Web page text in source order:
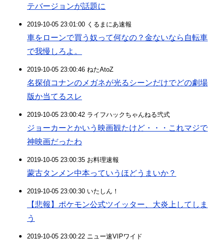
テバージョンが話題に
2019-10-05 23:01:00 くるまにあ速報
車をローンで買う奴って何なの？金ないなら自転車
で我慢しろよ。
2019-10-05 23:00:46 ねたAtoZ
名探偵コナンのメガネが光るシーンだけでどの劇場
版か当てるスレ
2019-10-05 23:00:42 ライフハックちゃんねる弐式
ジョーカーとかいう映画観たけど・・・これマジで
神映画だったわ
2019-10-05 23:00:35 お料理速報
蒙古タンメン中本っていうほどうまいか？
2019-10-05 23:00:30 いたしん！
【悲報】ポケモン公式ツイッター、大炎上してしま
う
2019-10-05 23:00:22 ニュー速VIPワイド